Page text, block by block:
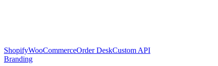
ShopifyWooCommerceOrder DeskCustom API
Branding